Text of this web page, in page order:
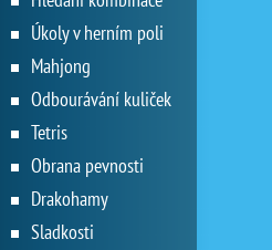
Úkoly v herním poli
Mahjong
Odbourávání kuliček
Tetris
Obrana pevnosti
Drakohamy
Sladkosti